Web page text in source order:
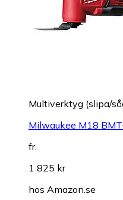
Multiverktyg (slipa/
Milwaukee M18
fr.
1 825 kr
hos Amazon.se